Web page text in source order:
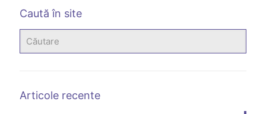
Caută în site
Articole recente